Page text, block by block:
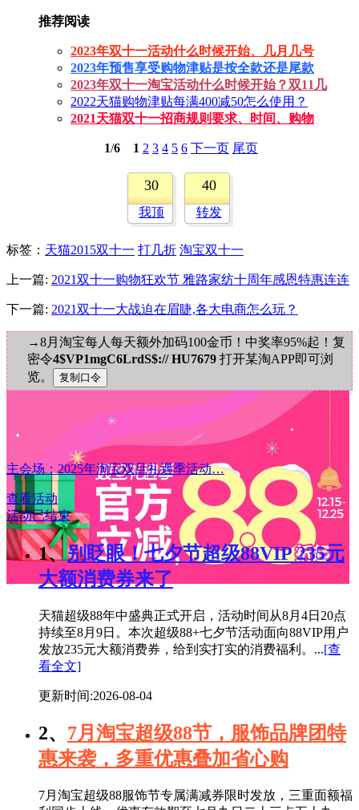
推荐阅读
2023年双十一活动什么时候开始、几月几号
2023年预售享受购物津贴是按全款还是尾款
2023年双十一淘宝活动什么时候开始？双11几
2022天猫购物津贴每满400减50怎么使用？
2021天猫双十一招商规则要求、时间、购物
1/6 1 2 3 4 5 6 下一页 尾页
30
我顶
40
转发
标签 ： 天猫2015双十一 打几折 淘宝双十一
上一篇: 2021双十一购物狂欢节 雅路家纺十周年感恩特惠连连
下一篇: 2021双十一大战迫在眉睫,各大电商怎么玩？
→8月淘宝每人每天额外加码100金币！中奖率95%起！复
密令4$VP1mgC6LrdS$:// HU7679 打开某淘APP即可浏
览。
主会场：2025年淘宝双旦礼遇季活动…
查看活动
活动已结束
1、 别眨眼！七夕节超级88VIP 235元
大额消费券来了
天猫超级88年中盛典正式开启，活动时间从8月4日20点
持续至8月9日。本次超级88+七夕节活动面向88VIP用户
发放235元大额消费券，给到实打实的消费福利。...[查
看全文]
更新时间:2026-08-04
2、 7月淘宝超级88节，服饰品牌团特
惠来袭，多重优惠叠加省心购
7月淘宝超级88服饰节专属满减券限时发放，三重面额福